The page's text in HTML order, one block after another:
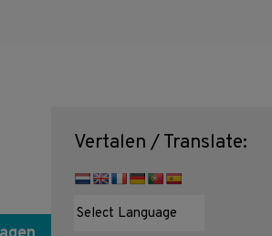
Vertalen / Translate: